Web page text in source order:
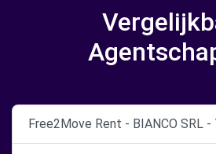
Free2Move Rent - BIANCO SRL -